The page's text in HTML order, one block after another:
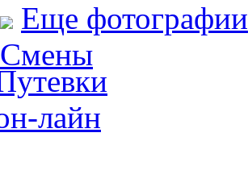
Еще фотографии
Смены
лайн